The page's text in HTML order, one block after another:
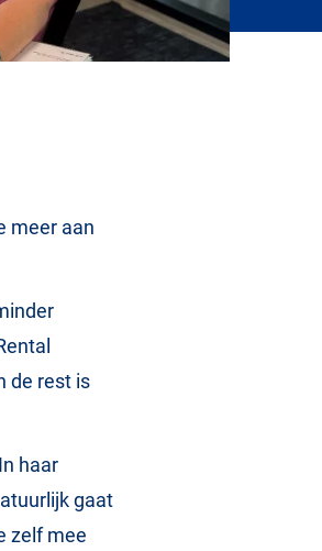
meer aan
de rest is
haar
gaat
zelf mee